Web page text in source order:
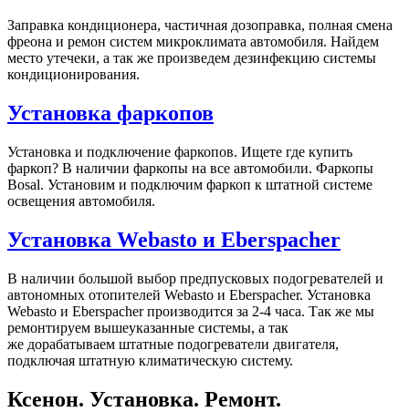
Заправка кондиционера, частичная дозоправка, полная смена
фреона и ремон систем микроклимата автомобиля. Найдем
место утечеки, а так же произведем дезинфекцию системы
кондиционирования.
Установка фаркопов
Установка и подключение фаркопов. Ищете где купить
фаркоп? В наличии фаркопы на все автомобили. Фаркопы
Bosal. Установим и подключим фаркоп к штатной системе
освещения автомобиля.
Установка Webasto и Eberspacher
В наличии большой выбор предпусковых подогревателей и
автономных отопителей Webasto и Eberspacher. Установка
Webasto и Eberspacher производится за 2-4 часа. Так же мы
ремонтируем вышеуказанные системы, а так
же дорабатываем штатные подогреватели двигателя,
подключая штатную климатическую систему.
Ксенон. Установка. Ремонт.